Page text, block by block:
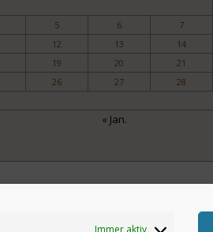
Immer aktiv
5 6 7
12 13 14
19 20 21
26 27 28
« Jan.